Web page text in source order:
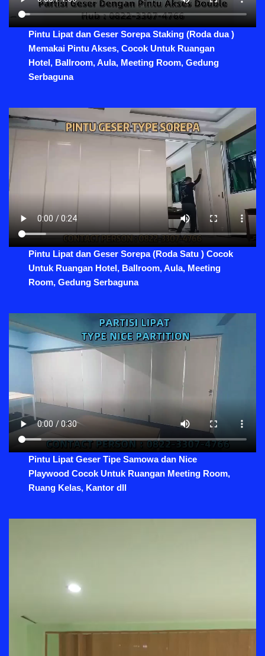
Pintu Lipat dan Geser Sorepa Staking (Roda dua )
Memakai Pintu Akses, Cocok Untuk Ruangan
Hotel, Ballroom, Aula, Meeting Room, Gedung
Serbaguna
Pintu Lipat dan Geser Sorepa (Roda Satu ) Cocok
Untuk Ruangan Hotel, Ballroom, Aula, Meeting
Room, Gedung Serbaguna
Pintu Lipat Geser Tipe Samowa dan Nice
Playwood Cocok Untuk Ruangan Meeting Room,
Ruang Kelas, Kantor dll